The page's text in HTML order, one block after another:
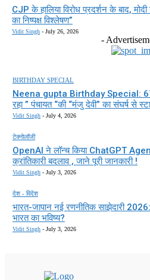
CJP के हालिया विरोध प्रदर्शन के बाद,
का निष्पक्ष विश्लेषण”
Vidit Singh - July 26, 2026
-
BIRTHDAY SPECIAL
Neena gupta Birthday Special: 67
रहा ” पंचायत “की “मंजु देवी” का संघर्ष से
Vidit Singh - July 4, 2026
टेक्नोलॉजी
OpenAI ने लॉन्च किया ChatGPT
क्रांतिकारी बदलाव , जाने पूरी जानकारी !
Vidit Singh - July 3, 2026
देश - विदेश
भारत-जापान नई रणनीतिक साझेदारी
भारत का भविष्य?
Vidit Singh - July 3, 2026